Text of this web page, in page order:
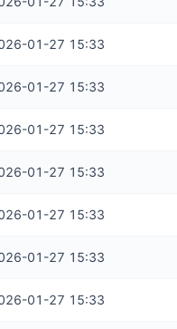
01-27 15:33
01-27 15:33
01-27 15:33
01-27 15:33
01-27 15:33
01-27 15:33
01-27 15:33